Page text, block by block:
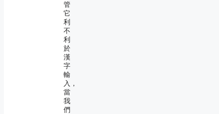
管
它
利
不
利
於
漢
字
輸
入，
當
我
們